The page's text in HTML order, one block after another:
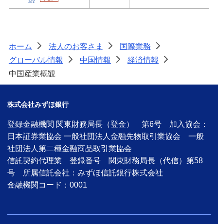
ホーム > 法人のお客さま > 国際業務
>
グローバル情報
> 中国情報 > 経済情報
>
中国産業概観
株式会社みずほ銀行
登録金融機関 関東財務局長（登金） 第6号 加入協会：
日本証券業協会 一般社団法人金融先物取引業協会 一般
社団法人第二種金融商品取引業協会
信託契約代理業 登録番号 関東財務局長（代信）第58
号 所属信託会社：みずほ信託銀行株式会社
金融機関コード：0001